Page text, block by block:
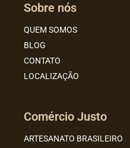
Sobre nós
QUEM SOMOS
BLOG
CONTATO
LOCALIZAÇÃO
Comércio Justo
ARTESANATO BRASILEIRO